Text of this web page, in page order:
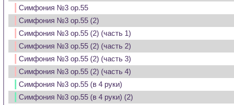
Симфония №3 op.55
Симфония №3 op.55 (2)
Симфония №3 op.55 (2) (часть 1)
Симфония №3 op.55 (2) (часть 2)
Симфония №3 op.55 (2) (часть 3)
Симфония №3 op.55 (2) (часть 4)
Симфония №3 op.55 (в 4 руки)
Симфония №3 op.55 (в 4 руки) (2)